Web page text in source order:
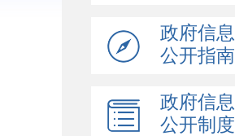
政府信息
公开指南
政府信息
公开制度